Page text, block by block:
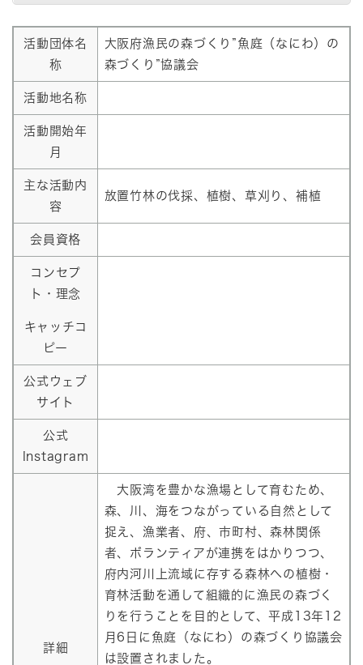
活動団体名
称
大阪府漁民の森づくり”魚庭（なにわ）の
森づくり”協議会
活動地名称
活動開始年
月
主な活動内
容
放置竹林の伐採、植樹、草刈り、補植
会員資格
コンセプ
ト・理念
キャッチコ
ピー
公式ウェブ
サイト
公式
Instagram
詳細
大阪湾を豊かな漁場として育むため、
森、川、海をつながっている自然として
捉え、漁業者、府、市町村、森林関係
者、ボランティアが連携をはかりつつ、
府内河川上流域に存する森林への植樹・
育林活動を通して組織的に漁民の森づく
りを行うことを目的として、平成13年12
月6日に魚庭（なにわ）の森づくり協議会
は設置されました。